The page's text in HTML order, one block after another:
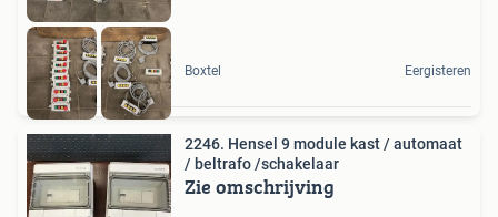
Boxtel Eergisteren
2246. Hensel 9 module kast / automaat
/ beltrafo /schakelaar
Zie omschrijving